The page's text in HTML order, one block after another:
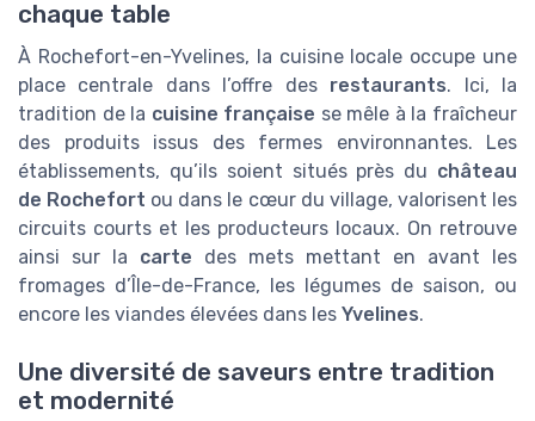
chaque table
À Rochefort-en-Yvelines, la cuisine locale occupe une
place centrale dans l’offre des restaurants. Ici, la
tradition de la cuisine française se mêle à la fraîcheur
des produits issus des fermes environnantes. Les
établissements, qu’ils soient situés près du château
de Rochefort ou dans le cœur du village, valorisent les
circuits courts et les producteurs locaux. On retrouve
ainsi sur la carte des mets mettant en avant les
fromages d’Île-de-France, les légumes de saison, ou
encore les viandes élevées dans les Yvelines.
Une diversité de saveurs entre tradition
et modernité